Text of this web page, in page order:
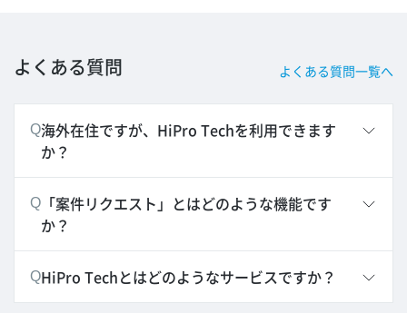
よくある質問 よくある質問一覧へ
Q海外在住ですが、HiPro Techを利用できます
か？
Q
「案件リクエスト」とはどのような機能です
か？
QHiPro Techとはどのようなサービスですか？